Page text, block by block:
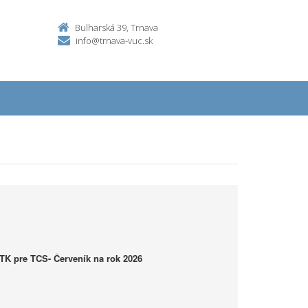
Bulharská 39, Trnava
info@trnava-vuc.sk
pre TCS- Červeník na rok 2026